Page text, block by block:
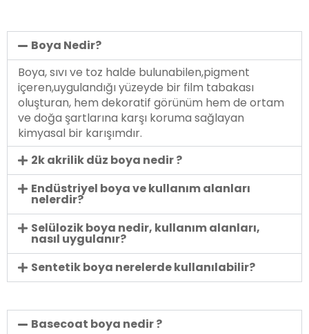
Boya Nedir?
Boya, sıvı ve toz halde bulunabilen,pigment
içeren,uygulandığı yüzeyde bir film tabakası
oluşturan, hem dekoratif görünüm hem de ortam
ve doğa şartlarına karşı koruma sağlayan
kimyasal bir karışımdır.
2k akrilik düz boya nedir ?
Endüstriyel boya ve kullanım alanları
nelerdir?
Selülozik boya nedir, kullanım alanları,
nasıl uygulanır?
Sentetik boya nerelerde kullanılabilir?
Basecoat boya nedir ?